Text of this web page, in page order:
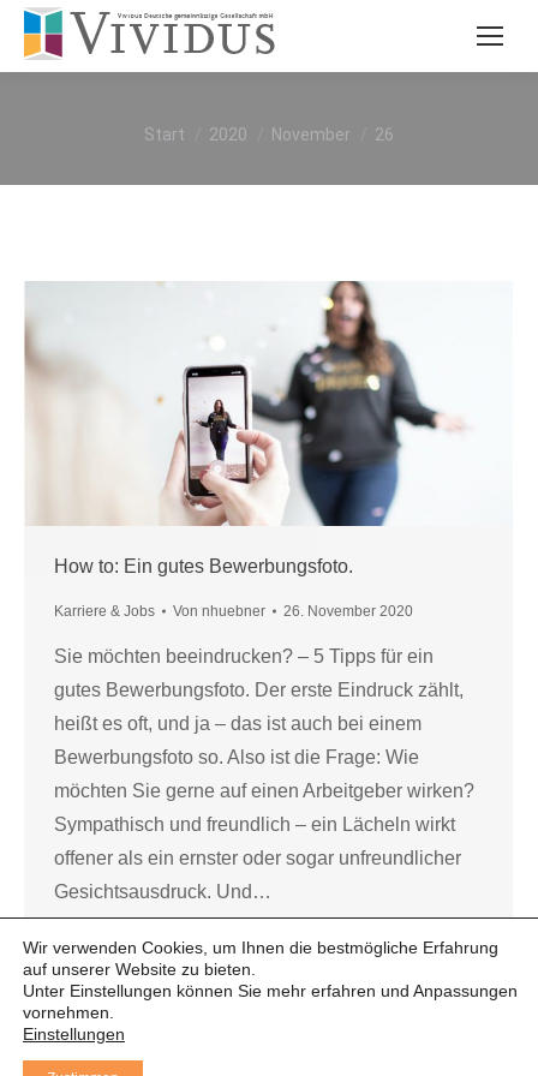
Sie befinden sich hier:
Start 2020 November 26
How to: Ein gutes Bewerbungsfoto.
Karriere & Jobs Von nhuebner 26. November 2020
Sie möchten beeindrucken? – 5 Tipps für ein
gutes Bewerbungsfoto. Der erste Eindruck zählt,
heißt es oft, und ja – das ist auch bei einem
Bewerbungsfoto so. Also ist die Frage: Wie
möchten Sie gerne auf einen Arbeitgeber wirken?
Sympathisch und freundlich – ein Lächeln wirkt
offener als ein ernster oder sogar unfreundlicher
Gesichtsausdruck. Und…
Wir verwenden Cookies, um Ihnen die bestmögliche Erfahrung
auf unserer Website zu bieten.
Unter Einstellungen können Sie mehr erfahren und Anpassungen
vornehmen.
Einstellungen